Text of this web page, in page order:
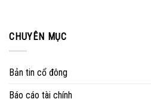
CHUYÊN MỤC
Bản tin cổ đông
Báo cáo tài chính